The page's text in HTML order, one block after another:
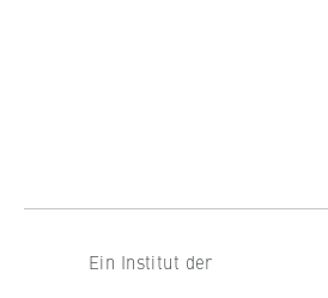
Ein Institut der
Matomo